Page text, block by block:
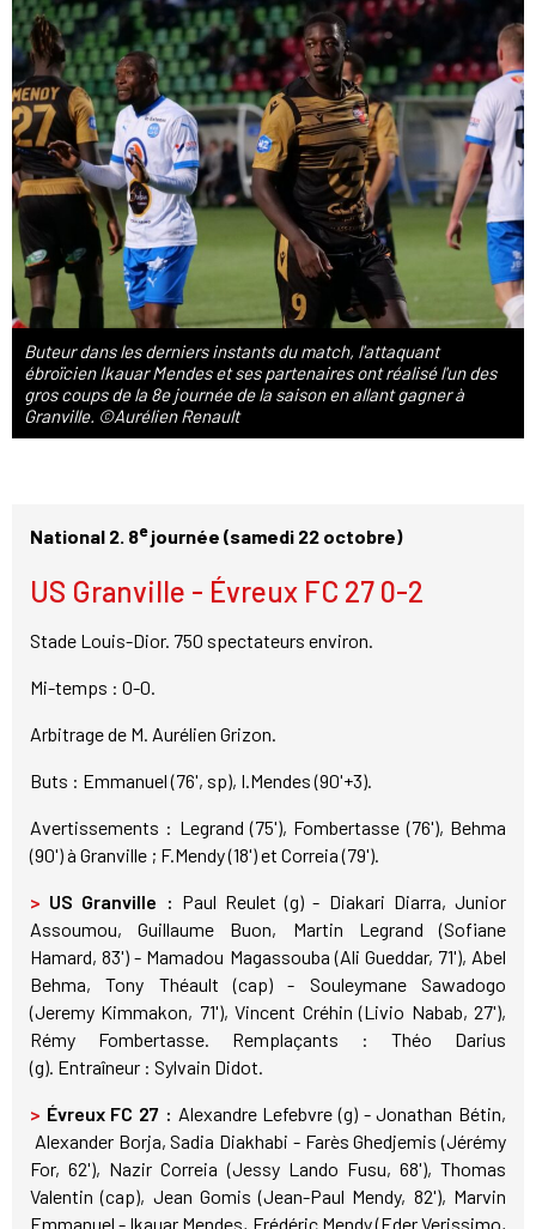
Buteur dans les derniers instants du match, l'attaquant
ébroïcien Ikauar Mendes et ses partenaires ont réalisé l'un des
gros coups de la 8e journée de la saison en allant gagner à
Granville. ©Aurélien Renault
National 2. 8ejournée (samedi 22 octobre)
US Granville - Évreux FC 27 0-2
Stade Louis-Dior. 750 spectateurs environ.
Mi-temps : 0-0.
Arbitrage de M. Aurélien Grizon.
Buts : Emmanuel (76', sp), I.Mendes (90'+3).
Avertissements : Legrand (75'), Fombertasse (76'), Behma
(90') à Granville ; F.Mendy (18') et Correia (79').
> US Granville : Paul Reulet (g) - Diakari Diarra, Junior
Assoumou, Guillaume Buon, Martin Legrand (Sofiane
Hamard, 83') - Mamadou Magassouba (Ali Gueddar, 71'), Abel
Behma, Tony Théault (cap) - Souleymane Sawadogo
(Jeremy Kimmakon, 71'), Vincent Créhin (Livio Nabab, 27'),
Rémy Fombertasse. Remplaçants : Théo Darius
(g). Entraîneur : Sylvain Didot.
> Évreux FC 27 : Alexandre Lefebvre (g) - Jonathan Bétin,
Alexander Borja, Sadia Diakhabi - Farès Ghedjemis (Jérémy
For, 62'), Nazir Correia (Jessy Lando Fusu, 68'), Thomas
Valentin (cap), Jean Gomis (Jean-Paul Mendy, 82'), Marvin
Emmanuel - Ikauar Mendes, Frédéric Mendy (Eder Verissimo,